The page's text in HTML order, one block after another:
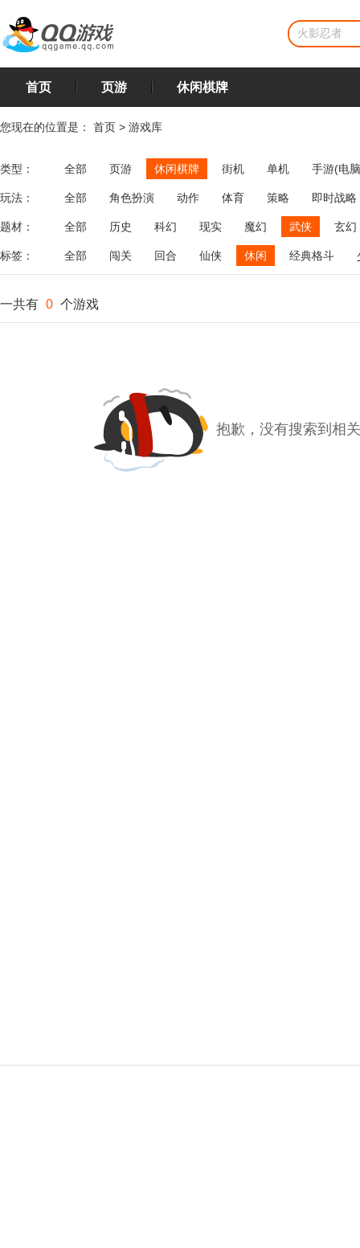
首页 页游 休闲棋牌
您现在的位置是： 首页 > 游戏库
类型： 全部 页游 休闲棋牌 街机 单机 手游(电
玩法： 全部 角色扮演 动作 体育 策略
即时战略
飞行
恋爱 第三人称射击 棋类 牌类 麻将
题材： 全部 历史 科幻 现实 魔幻 武侠 玄幻
标签： 全部 闯关 回合 仙侠 休闲 经典格斗
一共有 0 个游戏
抱歉，没有搜索到相